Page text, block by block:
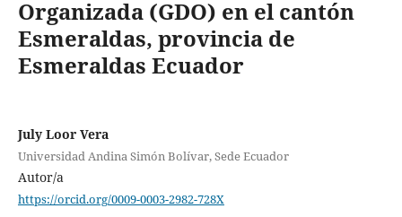
Organizada (GDO) en el cantón
Esmeraldas, provincia de
Esmeraldas Ecuador
July Loor Vera
Universidad Andina Simón Bolívar, Sede Ecuador
Autor/a
https://orcid.org/0009-0003-2982-728X